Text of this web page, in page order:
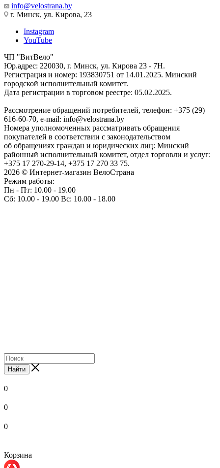
info@velostrana.by
г. Минск, ул. Кирова, 23
Instagram
YouTube
ЧП "ВитВело"
Юр.адрес: 220030, г. Минск, ул. Кирова 23 - 7Н.
Регистрация и номер: 193830751 от 14.01.2025. Минский
городской исполнительный комитет.
Дата регистрации в торговом реестре: 05.02.2025.
Рассмотрение обращений потребителей, телефон: +375 (29)
616-60-70, e-mail: info@velostrana.by
Номера уполномоченных рассматривать обращения
покупателей в соответствии с законодательством
об обращениях граждан и юридических лиц: Минский
районный исполнительный комитет, отдел торговли и услуг:
+375 17 270-29-14, +375 17 270 33 75.
2026 © Интернет-магазин ВелоСтрана
Режим работы:
Пн - Пт: 10.00 - 19.00
Сб: 10.00 - 19.00 Вс: 10.00 - 18.00
Найти
0
0
0
Корзина